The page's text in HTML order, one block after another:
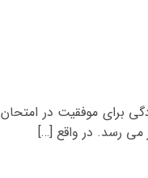
برای موفقیت در امتحان
می رسد. در واقع […]